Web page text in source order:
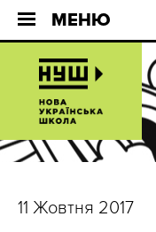
МЕНЮ
11 Жовтня 2017